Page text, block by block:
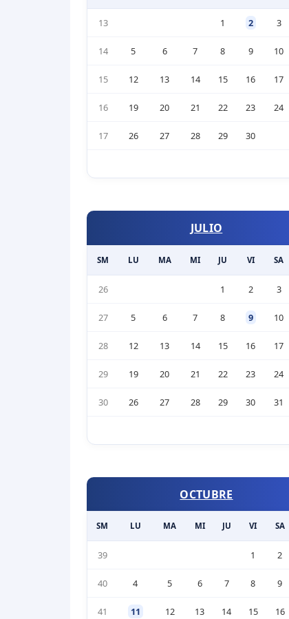
13 1 2 3
14 5 6 7 8 9 10
15 12 13 14 15 16 17
16 19 20 21 22 23 24
17 26 27 28 29 30
JULIO
SM LU MA MI JU VI SA
26 1 2 3
27 5 6 7 8 9 10
28 12 13 14 15 16 17
29 19 20 21 22 23 24
30 26 27 28 29 30 31
OCTUBRE
SM LU MA MI JU VI SA
39 1 2
40 4 5 6 7 8 9
41 11 12 13 14 15 16